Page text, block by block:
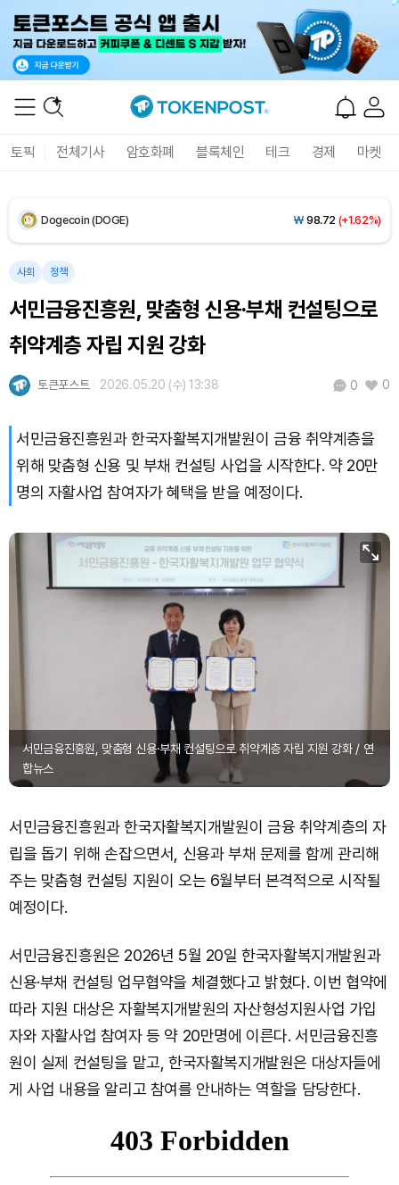
토픽 전체기사 암호화폐 블록체인 테크 경제 마켓
XRP (XRP) ₩ 1,456(+1.62%)
Dogecoin (DOGE) ₩ 98.72 (+1.62%)
Bitcoin (BTC)
사회 정책
서민금융진흥원, 맞춤형 신용·부채 컨설팅으로
취약계층 자립 지원 강화
토큰포스트 2026.05.20 (수) 13:38 0 0
서민금융진흥원과 한국자활복지개발원이 금융 취약계층을
위해 맞춤형 신용 및 부채 컨설팅 사업을 시작한다. 약 20만
명의 자활사업 참여자가 혜택을 받을 예정이다.
서민금융진흥원, 맞춤형 신용·부채 컨설팅으로 취약계층 자립 지원 강화 / 연
합뉴스
서민금융진흥원과 한국자활복지개발원이 금융 취약계층의 자
립을 돕기 위해 손잡으면서, 신용과 부채 문제를 함께 관리해
주는 맞춤형 컨설팅 지원이 오는 6월부터 본격적으로 시작될
예정이다.
서민금융진흥원은 2026년 5월 20일 한국자활복지개발원과
신용·부채 컨설팅 업무협약을 체결했다고 밝혔다. 이번 협약에
따라 지원 대상은 자활복지개발원의 자산형성지원사업 가입
자와 자활사업 참여자 등 약 20만명에 이른다. 서민금융진흥
원이 실제 컨설팅을 맡고, 한국자활복지개발원은 대상자들에
게 사업 내용을 알리고 참여를 안내하는 역할을 담당한다.